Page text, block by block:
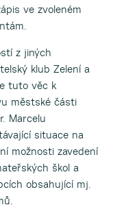
ve zvoleném
z jiných
klub Zelení a
tuto věc k
městské části
Marcelu
situace na
možnosti zavedení
škol a
obsahující mj.